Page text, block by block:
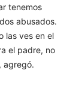
tenemos
abusados.
las ves en el
el padre, no
agregó.